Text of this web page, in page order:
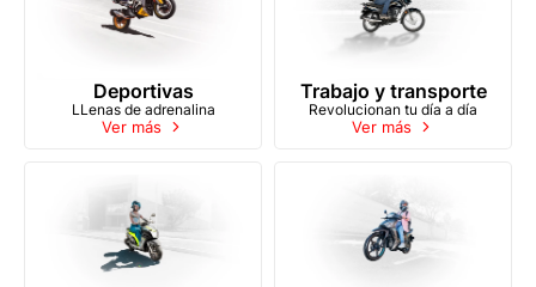
Deportivas
LLenas de adrenalina
Ver más
Trabajo y transporte
Revolucionan tu día a día
Ver más